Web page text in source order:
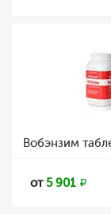
Вобэнзим
от5 901